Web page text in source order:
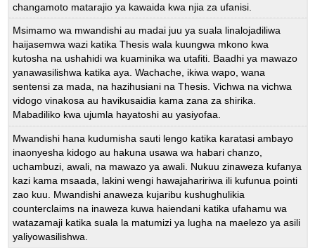
changamoto matarajio ya kawaida kwa njia za ufanisi.
Msimamo wa mwandishi au madai juu ya suala linalojadiliwa
haijasemwa wazi katika Thesis wala kuungwa mkono kwa
kutosha na ushahidi wa kuaminika wa utafiti. Baadhi ya mawazo
yanawasilishwa katika aya. Wachache, ikiwa wapo, wana
sentensi za mada, na hazihusiani na Thesis. Vichwa na vichwa
vidogo vinakosa au havikusaidia kama zana za shirika.
Mabadiliko kwa ujumla hayatoshi au yasiyofaa.
Mwandishi hana kudumisha sauti lengo katika karatasi ambayo
inaonyesha kidogo au hakuna usawa wa habari chanzo,
uchambuzi, awali, na mawazo ya awali. Nukuu zinaweza kufanya
kazi kama msaada, lakini wengi hawajahaririwa ili kufunua pointi
zao kuu. Mwandishi anaweza kujaribu kushughulikia
counterclaims na inaweza kuwa haiendani katika ufahamu wa
watazamaji katika suala la matumizi ya lugha na maelezo ya asili
yaliyowasilishwa.